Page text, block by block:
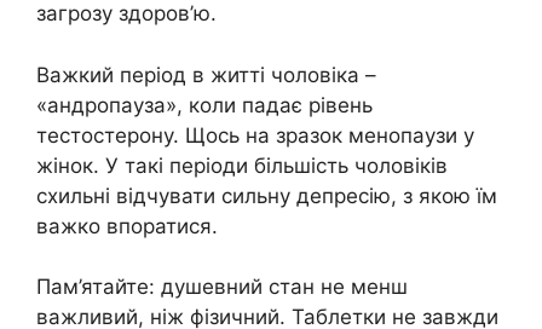
загрозу здоров’ю.
Важкий період в житті чоловіка –
«андропауза», коли падає рівень
тестостерону. Щось на зразок менопаузи у
жінок. У такі періоди більшість чоловіків
схильні відчувати сильну депресію, з якою їм
важко впоратися.
Пам’ятайте: душевний стан не менш
важливий, ніж фізичний. Таблетки не завжди